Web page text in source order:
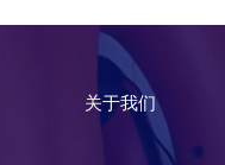
关于我们